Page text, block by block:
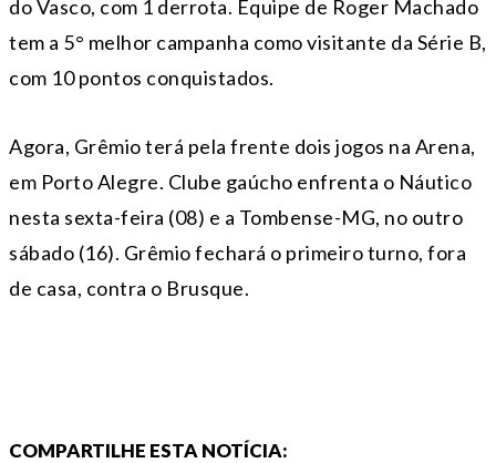
do Vasco, com 1 derrota. Equipe de Roger Machado
tem a 5° melhor campanha como visitante da Série B,
com 10 pontos conquistados.
Agora, Grêmio terá pela frente dois jogos na Arena,
em Porto Alegre. Clube gaúcho enfrenta o Náutico
nesta sexta-feira (08) e a Tombense-MG, no outro
sábado (16). Grêmio fechará o primeiro turno, fora
de casa, contra o Brusque.
COMPARTILHE ESTA NOTÍCIA: